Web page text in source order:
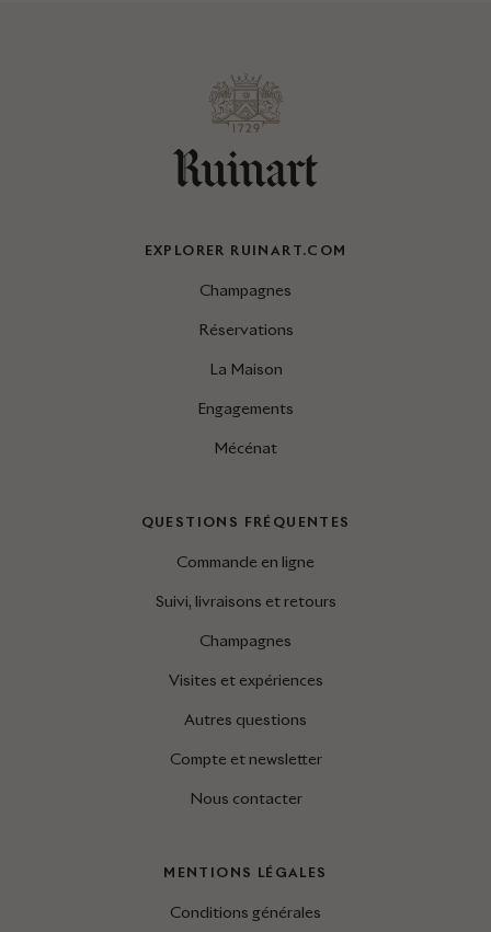
EXPLORER RUINART.COM
Champagnes
Réservations
La Maison
Engagements
Mécénat
QUESTIONS FRÉQUENTES
Commande en ligne
Suivi, livraisons et retours
Champagnes
Visites et expériences
Autres questions
Compte et newsletter
Nous contacter
MENTIONS LÉGALES
Conditions générales